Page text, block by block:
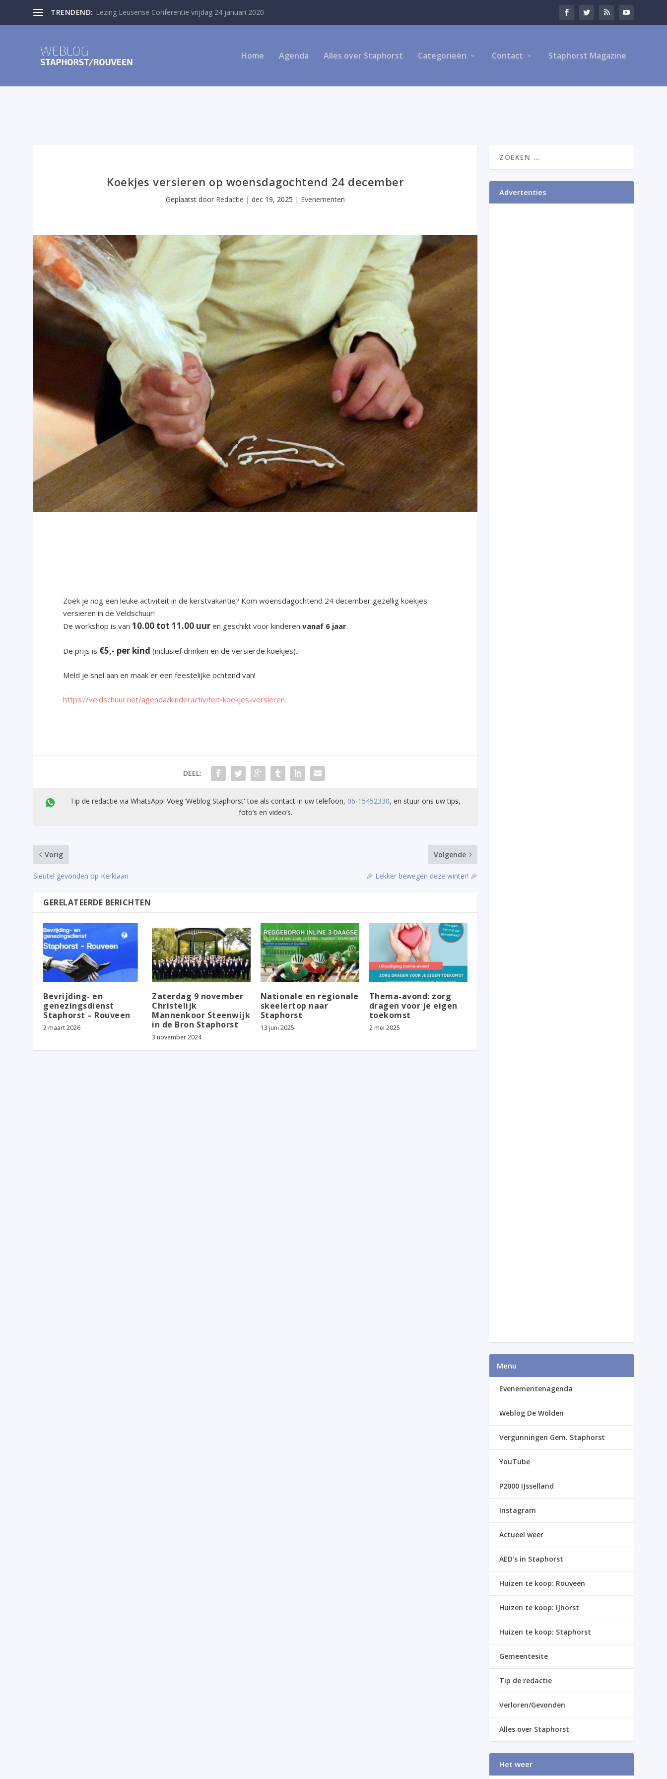
TRENDEND: Lezing Leusense Conferentie vrijdag 24 januari 2020
Home Agenda Alles over Staphorst Categorieën Contact Staphorst Magazine
Koekjes versieren op woensdagochtend 24 december
Geplaatst door Redactie |dec 19, 2025 | Evenementen
Zoek je nog een leuke activiteit in de kerstvakantie? Kom woensdagochtend 24 december gezellig koekjes
versieren in de Veldschuur!
De workshop is van10.00 tot 11.00 uur en geschikt voor kinderenvanaf 6 jaar.
De prijs is €5,- per kind (inclusief drinken en de versierde koekjes).
Meld je snel aan en maak er een feestelijke ochtend van!
https://veldschuur.net/agenda/kinderactiviteit-koekjes-versieren
DEEL:
Tip de redactie via WhatsApp! Voeg ’Weblog Staphorst' toe als contact in uw telefoon, 06-15452330, en stuur ons uw tips,
foto’s en video’s.
Vorig
Sleutel gevonden op Kerklaan
Volgende
🎉 Lekker bewegen deze winter! 🎉
GERELATEERDE BERICHTEN
Bevrijding- en
genezingsdienst
Staphorst – Rouveen
2 maart 2026
Zaterdag 9 november
Christelijk
Mannenkoor Steenwijk
in de Bron Staphorst
3 november 2024
Nationale en regionale
skeelertop naar
Staphorst
13 juni 2025
Thema-avond: zorg
dragen voor je eigen
toekomst
2 mei 2025
Advertenties
Menu
Evenementenagenda
Weblog De Wolden
Vergunningen Gem. Staphorst
YouTube
P2000 IJsselland
Instagram
Actueel weer
AED’s in Staphorst
Huizen te koop: Rouveen
Huizen te koop: IJhorst
Huizen te koop: Staphorst
Gemeentesite
Tip de redactie
Verloren/Gevonden
Alles over Staphorst
Het weer